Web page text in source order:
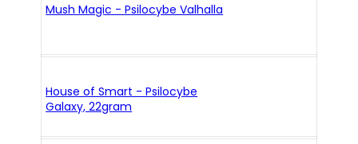
Mush Magic - Psilocybe Valhalla
House of Smart - Psilocybe
Galaxy, 22gram